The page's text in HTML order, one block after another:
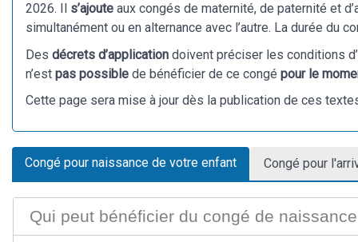
2026. Il s’ajoute aux congés de maternité, de paternité et
simultanément ou en alternance avec l’autre. La durée du
Des décrets d’application doivent préciser les conditions
n’est pas possible de bénéficier de ce congé pour le
Cette page sera mise à jour dès la publication de ces
Congé pour naissance de votre enfant Congé pour
Qui peut bénéficier du congé de